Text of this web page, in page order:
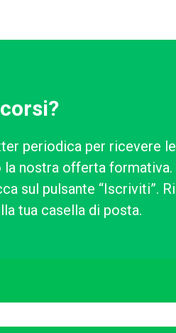
periodica per ricevere
nostra offerta
sul pulsante “Iscriviti”.
tua casella di posta.